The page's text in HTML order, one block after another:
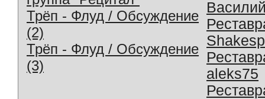
Трёп - Флуд / Обсуждение
(2)
Трёп - Флуд / Обсуждение
(3)
aleks75